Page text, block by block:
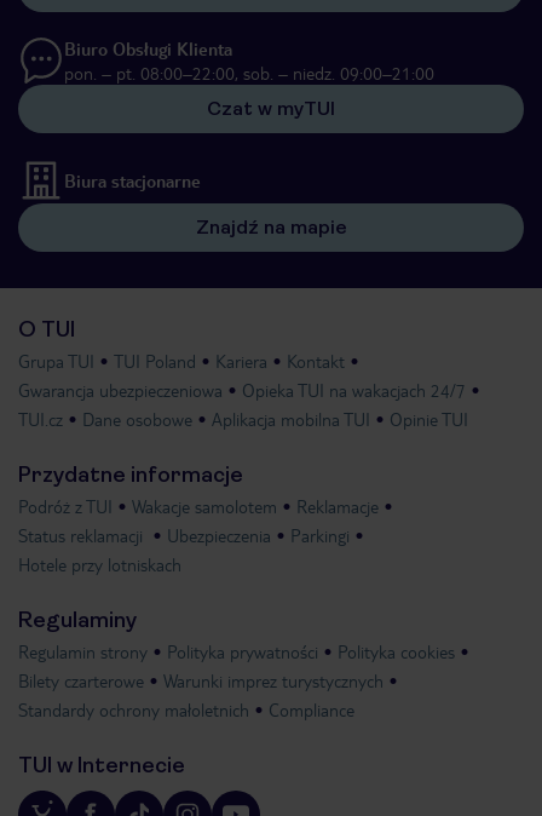
Biuro Obsługi Klienta
pon. – pt. 08:00–22:00, sob. – niedz. 09:00–21:00
Czat w myTUI
Biura stacjonarne
Znajdź na mapie
O TUI
Grupa TUI TUI Poland Kariera
Kontakt
Gwarancja ubezpieczeniowa
Opieka TUI na wakacjach 24/7
TUI.cz
Dane osobowe Aplikacja mobilna TUI Opinie TUI
Przydatne informacje
Podróż z TUI Wakacje samolotem
Reklamacje
Status reklamacji
Ubezpieczenia
Parkingi
Hotele przy lotniskach
Regulaminy
Regulamin strony Polityka prywatności
Polityka cookies
Bilety czarterowe
Warunki imprez turystycznych
Standardy ochrony małoletnich
Compliance
TUI w Internecie